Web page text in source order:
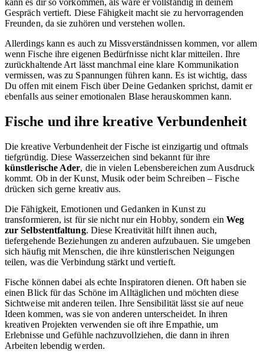
kann es dir so vorkommen, als wäre er vollständig in deinem
Gespräch vertieft. Diese Fähigkeit macht sie zu hervorragenden
Freunden, da sie zuhören und verstehen wollen.
Allerdings kann es auch zu Missverständnissen kommen, vor allem
wenn Fische ihre eigenen Bedürfnisse nicht klar mitteilen. Ihre
zurückhaltende Art lässt manchmal eine klare Kommunikation
vermissen, was zu Spannungen führen kann. Es ist wichtig, dass
Du offen mit einem Fisch über Deine Gedanken sprichst, damit er
ebenfalls aus seiner emotionalen Blase herauskommen kann.
Fische und ihre kreative Verbundenheit
Die kreative Verbundenheit der Fische ist einzigartig und oftmals
tiefgründig. Diese Wasserzeichen sind bekannt für ihre
künstlerische Ader, die in vielen Lebensbereichen zum Ausdruck
kommt. Ob in der Kunst, Musik oder beim Schreiben – Fische
drücken sich gerne kreativ aus.
Die Fähigkeit, Emotionen und Gedanken in Kunst zu
transformieren, ist für sie nicht nur ein Hobby, sondern ein Weg
zur Selbstentfaltung. Diese Kreativität hilft ihnen auch,
tiefergehende Beziehungen zu anderen aufzubauen. Sie umgeben
sich häufig mit Menschen, die ihre künstlerischen Neigungen
teilen, was die Verbindung stärkt und vertieft.
Fische können dabei als echte Inspiratoren dienen. Oft haben sie
einen Blick für das Schöne im Alltäglichen und möchten diese
Sichtweise mit anderen teilen. Ihre Sensibilität lässt sie auf neue
Ideen kommen, was sie von anderen unterscheidet. In ihren
kreativen Projekten verwenden sie oft ihre Empathie, um
Erlebnisse und Gefühle nachzuvollziehen, die dann in ihren
Arbeiten lebendig werden.